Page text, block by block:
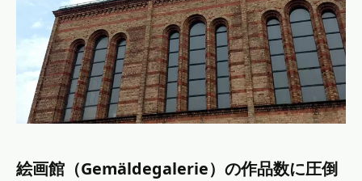
絵画館（Gemäldegalerie）の作品数に圧倒